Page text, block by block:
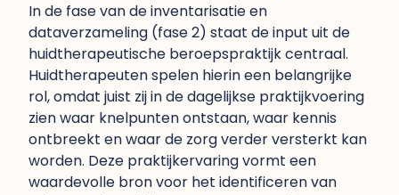
In de fase van de inventarisatie en
dataverzameling (fase 2) staat de input uit de
huidtherapeutische beroepspraktijk centraal.
Huidtherapeuten spelen hierin een belangrijke
rol, omdat juist zij in de dagelijkse praktijkvoering
zien waar knelpunten ontstaan, waar kennis
ontbreekt en waar de zorg verder versterkt kan
worden. Deze praktijkervaring vormt een
waardevolle bron voor het identificeren van